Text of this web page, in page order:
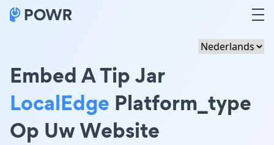
Embed A Tip Jar
LocalEdge Platform_type
Op Uw Website